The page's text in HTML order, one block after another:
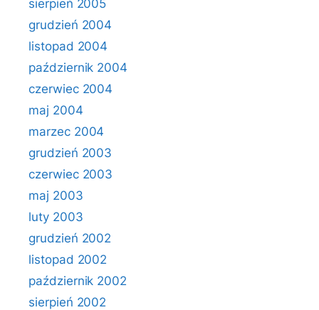
sierpień 2005
grudzień 2004
listopad 2004
październik 2004
czerwiec 2004
maj 2004
marzec 2004
grudzień 2003
czerwiec 2003
maj 2003
luty 2003
grudzień 2002
listopad 2002
październik 2002
sierpień 2002